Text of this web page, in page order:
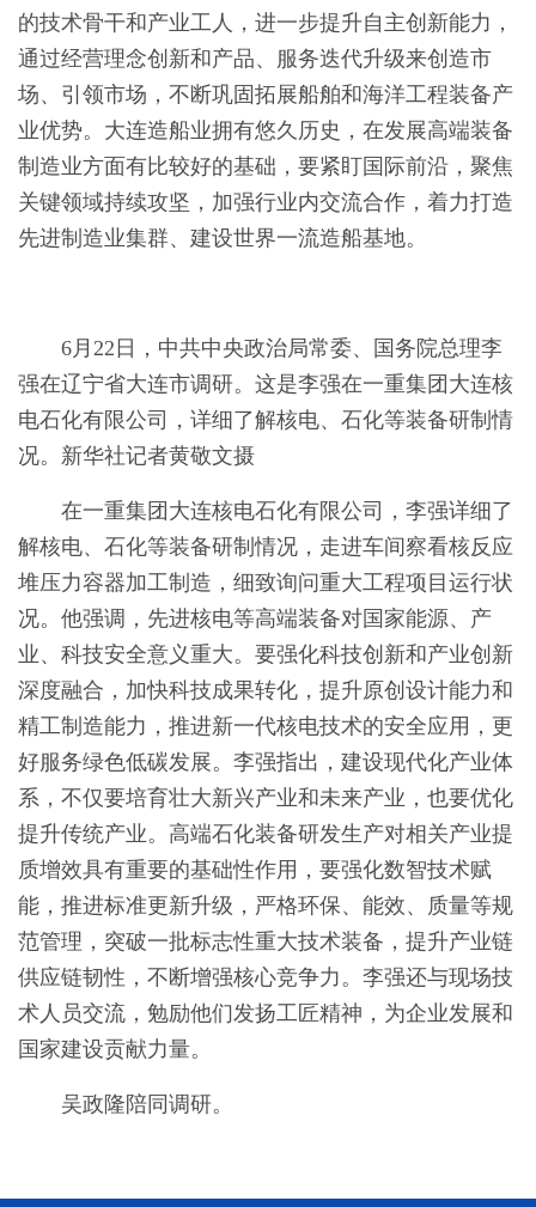
的技术骨干和产业工人，进一步提升自主创新能力，
通过经营理念创新和产品、服务迭代升级来创造市
场、引领市场，不断巩固拓展船舶和海洋工程装备产
业优势。大连造船业拥有悠久历史，在发展高端装备
制造业方面有比较好的基础，要紧盯国际前沿，聚焦
关键领域持续攻坚，加强行业内交流合作，着力打造
先进制造业集群、建设世界一流造船基地。
6月22日，中共中央政治局常委、国务院总理李
强在辽宁省大连市调研。这是李强在一重集团大连核
电石化有限公司，详细了解核电、石化等装备研制情
况。新华社记者黄敬文摄
在一重集团大连核电石化有限公司，李强详细了
解核电、石化等装备研制情况，走进车间察看核反应
堆压力容器加工制造，细致询问重大工程项目运行状
况。他强调，先进核电等高端装备对国家能源、产
业、科技安全意义重大。要强化科技创新和产业创新
深度融合，加快科技成果转化，提升原创设计能力和
精工制造能力，推进新一代核电技术的安全应用，更
好服务绿色低碳发展。李强指出，建设现代化产业体
系，不仅要培育壮大新兴产业和未来产业，也要优化
提升传统产业。高端石化装备研发生产对相关产业提
质增效具有重要的基础性作用，要强化数智技术赋
能，推进标准更新升级，严格环保、能效、质量等规
范管理，突破一批标志性重大技术装备，提升产业链
供应链韧性，不断增强核心竞争力。李强还与现场技
术人员交流，勉励他们发扬工匠精神，为企业发展和
国家建设贡献力量。
吴政隆陪同调研。